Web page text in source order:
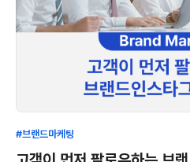
#브랜드마케팅